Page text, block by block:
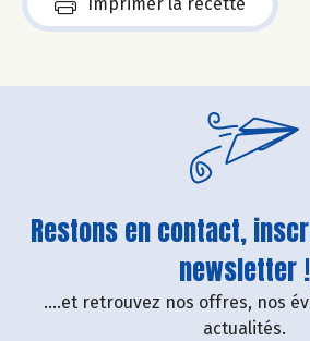
Restons en contact,
newsletter !
....et retrouvez nos offres, nos
actualités.